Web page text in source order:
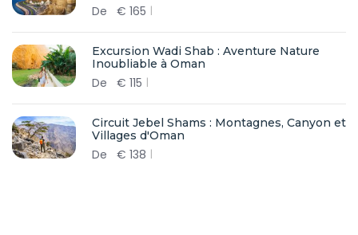
De € 165
Excursion Wadi Shab : Aventure Nature
Inoubliable à Oman
De € 115
Circuit Jebel Shams : Montagnes, Canyon et
Villages d'Oman
De € 138